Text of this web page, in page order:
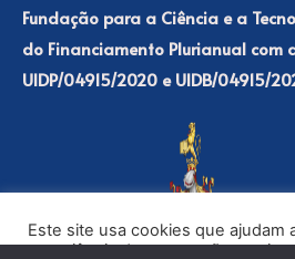
Fundação para a Ciência e a
do Financiamento Plurianual com a
UIDP/04915/2020 e UIDB/04915/
Este site usa cookies que ajudam
experiência de navegação no